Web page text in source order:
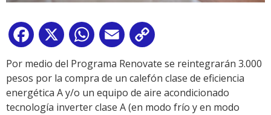
Facebook
X WhatsApp
Email
Link
Por medio del Programa Renovate se reintegrarán 3.000
pesos por la compra de un calefón clase de eficiencia
energética A y/o un equipo de aire acondicionado
tecnología inverter clase A (en modo frío y en modo